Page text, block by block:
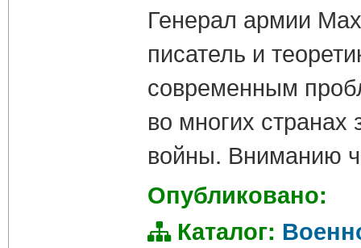
Генерал армии
писатель и
современным
во многих
войны. Вниманию
Опубликовано:
Каталог: